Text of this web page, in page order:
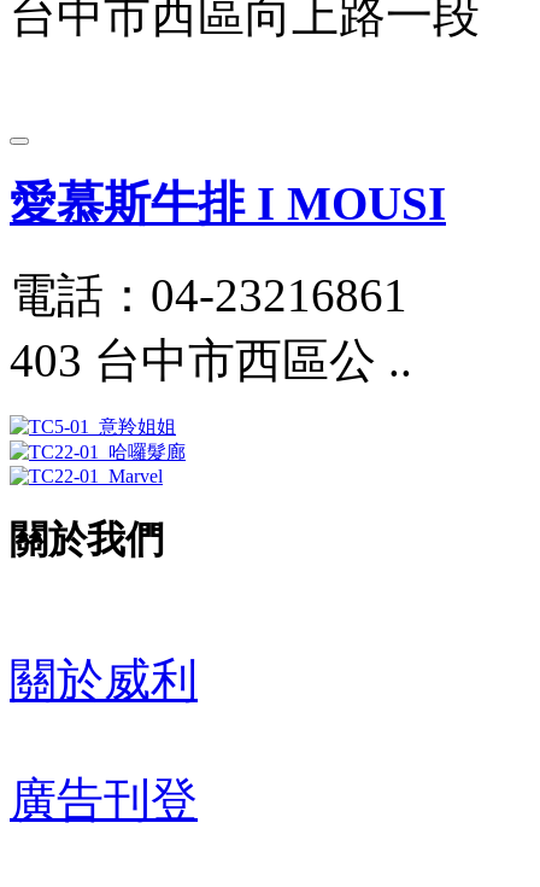
台中市西區向上路一段
愛慕斯牛排 I MOUSI
電話：04-23216861
403 台中市西區公 ..
關於我們
關於威利
廣告刊登